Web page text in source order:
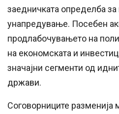
заедничката определба
унапредување. Посебен
продлабочувањето на
на економската и
значајни сегменти од
држави.
Соговорниците разменија